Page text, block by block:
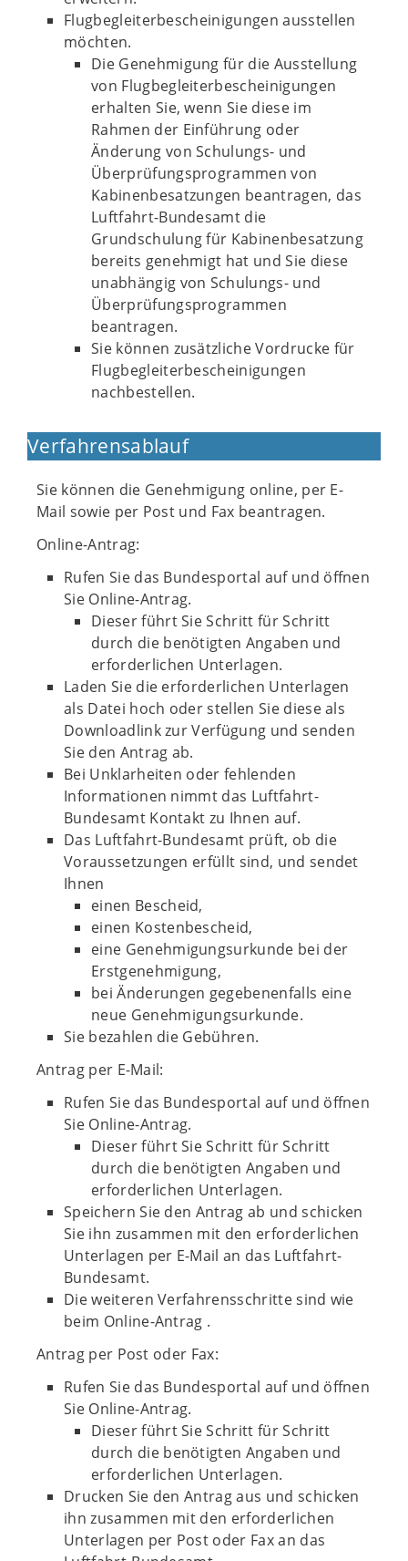
Flugbegleiterbescheinigungen ausstellen
möchten.
Die Genehmigung für die Ausstellung
von Flugbegleiterbescheinigungen
erhalten Sie, wenn Sie diese im
Rahmen der Einführung oder
Änderung von Schulungs- und
Überprüfungsprogrammen von
Kabinenbesatzungen beantragen, das
Luftfahrt-Bundesamt die
Grundschulung für Kabinenbesatzung
bereits genehmigt hat und Sie diese
unabhängig von Schulungs- und
Überprüfungsprogrammen
beantragen.
Sie können zusätzliche Vordrucke für
Flugbegleiterbescheinigungen
nachbestellen.
Verfahrensablauf
Sie können die Genehmigung online, per E-
Mail sowie per Post und Fax beantragen.
Online-Antrag:
Rufen Sie das Bundesportal auf und öffnen
Sie Online-Antrag.
Dieser führt Sie Schritt für Schritt
durch die benötigten Angaben und
erforderlichen Unterlagen.
Laden Sie die erforderlichen Unterlagen
als Datei hoch oder stellen Sie diese als
Downloadlink zur Verfügung und senden
Sie den Antrag ab.
Bei Unklarheiten oder fehlenden
Informationen nimmt das Luftfahrt-
Bundesamt Kontakt zu Ihnen auf.
Das Luftfahrt-Bundesamt prüft, ob die
Voraussetzungen erfüllt sind, und sendet
Ihnen
einen Bescheid,
einen Kostenbescheid,
eine Genehmigungsurkunde bei der
Erstgenehmigung,
bei Änderungen gegebenenfalls eine
neue Genehmigungsurkunde.
Sie bezahlen die Gebühren.
Antrag per E-Mail:
Rufen Sie das Bundesportal auf und öffnen
Sie Online-Antrag.
Dieser führt Sie Schritt für Schritt
durch die benötigten Angaben und
erforderlichen Unterlagen.
Speichern Sie den Antrag ab und schicken
Sie ihn zusammen mit den erforderlichen
Unterlagen per E-Mail an das Luftfahrt-
Bundesamt.
Die weiteren Verfahrensschritte sind wie
beim Online-Antrag .
Antrag per Post oder Fax:
Rufen Sie das Bundesportal auf und öffnen
Sie Online-Antrag.
Dieser führt Sie Schritt für Schritt
durch die benötigten Angaben und
erforderlichen Unterlagen.
Drucken Sie den Antrag aus und schicken
ihn zusammen mit den erforderlichen
Unterlagen per Post oder Fax an das